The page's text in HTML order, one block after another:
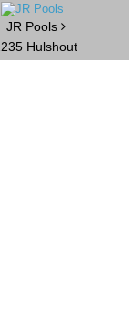
JR Pools
Hulshout